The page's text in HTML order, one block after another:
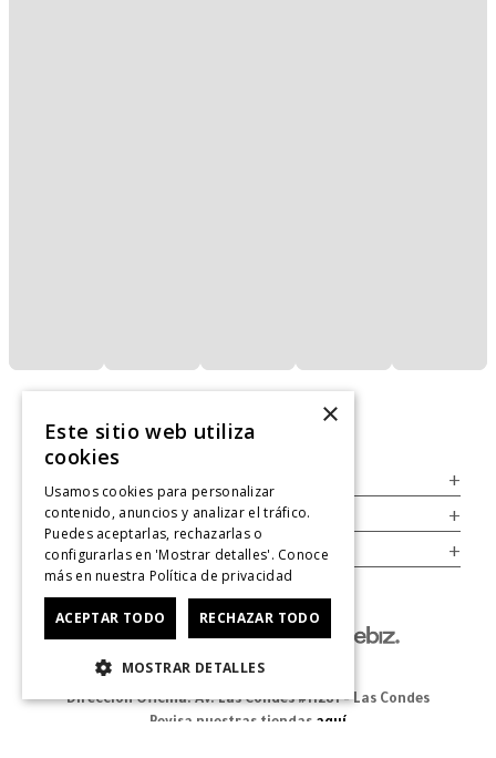
+
Legal +
Cuenta +
Dirección Oficina: Av. Las Condes #11281 - Las Condes
Revisa nuestras tiendas aquí
×
Este sitio web utiliza
cookies
Usamos cookies para personalizar
contenido, anuncios y analizar el tráfico.
Puedes aceptarlas, rechazarlas o
configurarlas en 'Mostrar detalles'. Conoce
más en nuestra Política de privacidad
ACEPTAR TODO RECHAZAR TODO
MOSTRAR DETALLES